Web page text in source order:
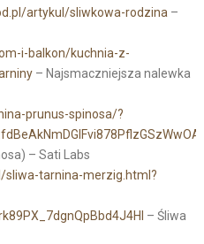
artykul/sliwkowa-rodzina –
i-balkon/kuchnia-z-
– Najsmaczniejsza nalewka
prunus-spinosa/?
– Sati Labs
sliwa-tarnina-merzig.html?
– Śliwa